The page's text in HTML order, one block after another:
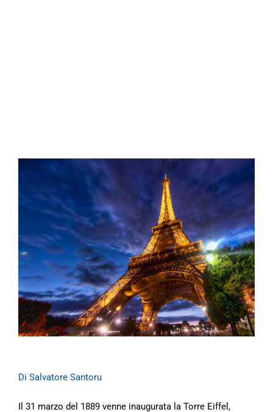
Di Salvatore Santoru
Il 31 marzo del 1889 venne inaugurata la Torre Eiffel,